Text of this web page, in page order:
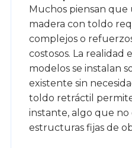
Muchos piensan
madera con toldo
complejos o
costosos. La realidad
modelos se instalan
existente sin
toldo retráctil
instante, algo que no
estructuras fijas de